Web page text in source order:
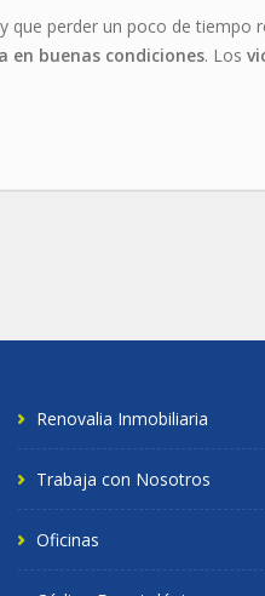
perder un poco de
en buenas condiciones. Los
Renovalia Inmobiliaria
Trabaja con Nosotros
Oficinas